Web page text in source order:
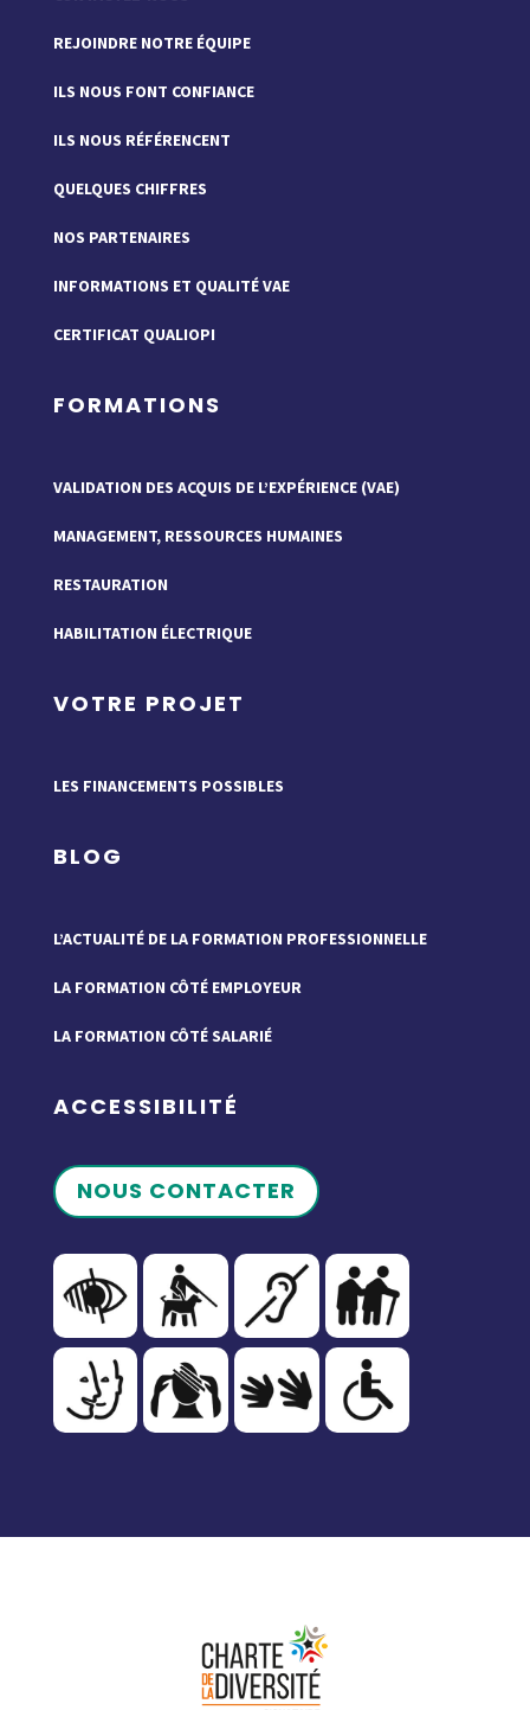
REJOINDRE NOTRE ÉQUIPE
ILS NOUS FONT CONFIANCE
ILS NOUS RÉFÉRENCENT
QUELQUES CHIFFRES
NOS PARTENAIRES
INFORMATIONS ET QUALITÉ VAE
CERTIFICAT QUALIOPI
FORMATIONS
VALIDATION DES ACQUIS DE L’EXPÉRIENCE (VAE)
MANAGEMENT, RESSOURCES HUMAINES
RESTAURATION
HABILITATION ÉLECTRIQUE
VOTRE PROJET
LES FINANCEMENTS POSSIBLES
BLOG
L’ACTUALITÉ DE LA FORMATION PROFESSIONNELLE
LA FORMATION CÔTÉ EMPLOYEUR
LA FORMATION CÔTÉ SALARIÉ
ACCESSIBILITÉ
NOUS CONTACTER